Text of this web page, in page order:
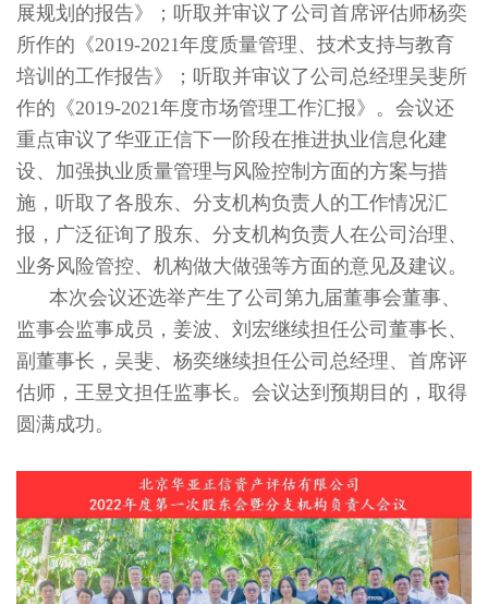
展规划的报告》；听取并审议了公司首席评估师杨奕
所作的《2019-2021年度质量管理、技术支持与教育
培训的工作报告》；听取并审议了公司总经理吴斐所
作的《2019-2021年度市场管理工作汇报》。会议还
重点审议了华亚正信下一阶段在推进执业信息化建
设、加强执业质量管理与风险控制方面的方案与措
施，听取了各股东、分支机构负责人的工作情况汇
报，广泛征询了股东、分支机构负责人在公司治理、
业务风险管控、机构做大做强等方面的意见及建议。
本次会议还选举产生了公司第九届董事会董事、
监事会监事成员，姜波、刘宏继续担任公司董事长、
副董事长，吴斐、杨奕继续担任公司总经理、首席评
估师，王昱文担任监事长。会议达到预期目的，取得
圆满成功。